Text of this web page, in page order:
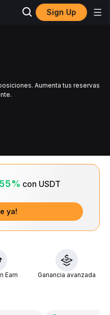
Sign Up
Aumenta tus reservas
con USDT
ya!
Earn Ganancia avanzada